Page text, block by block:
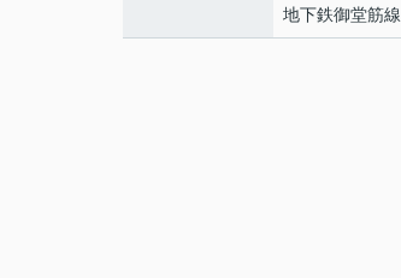
地下鉄御堂筋線